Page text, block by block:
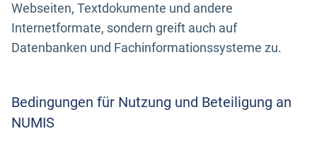
Webseiten, Textdokumente und andere
Internetformate, sondern greift auch auf
Datenbanken und Fachinformationssysteme zu.
Bedingungen für Nutzung und Beteiligung an
NUMIS